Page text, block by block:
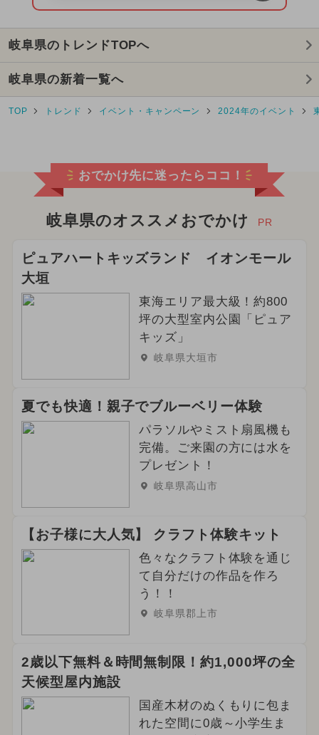
2025年3月のイベント
2024年10月のイベント
2025年1月のイベント
2025年8月のイベント
2025年4月のイベント
2025年7月のイベント
2026年6月のイベント
2024年9月のイベント
2024年8月のイベント
2025年5月のイベント
2026年3月のイベント
2026年4月のイベント 冬休み
春休み お正月
2026年9月のイベント
2025年6月のイベント クリスマス
ご当地グルメ・限定メニュー
グルメフェス イルミネーション
岐阜県のトレンドTOPへ
岐阜県の新着一覧へ
TOP トレンド イベント・キャンペーン 2024年のイベント
おでかけ先に迷ったらココ！
岐阜県のオススメおでかけ PR
ピュアハートキッズランド イオンモール
大垣
東海エリア最大級！約800
坪の大型室内公園「ピュア
キッズ」
岐阜県大垣市
夏でも快適！親子でブルーベリー体験
パラソルやミスト扇風機も
完備。ご来園の方には水を
プレゼント！
岐阜県高山市
【お子様に大人気】 クラフト体験キット
色々なクラフト体験を通じ
て自分だけの作品を作ろ
う！！
岐阜県郡上市
2歳以下無料＆時間無制限！約1,000坪の全
天候型屋内施設
国産木材のぬくもりに包ま
れた空間に0歳～小学生ま